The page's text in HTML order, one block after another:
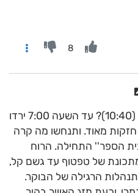
8
אז מה היה לנו הבוקר עד עתה (10:40)? עד השעה 7:00 ירדו
חזקות מאוד. ותנחשו מה קרה
בית הספר'' התחילה. הרוח
של טפטוף עד גשם קל,
הרגילה של הבוקר.